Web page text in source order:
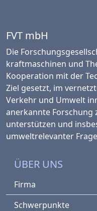
FVT mbH
Die
kraftmaschinen und
Kooperation mit der
Ziel gesetzt, im
Verkehr und Umwelt
anerkannte Forschung
unterstützen und
umweltrelevanter
ÜBER UNS
Firma
Schwerpunkte